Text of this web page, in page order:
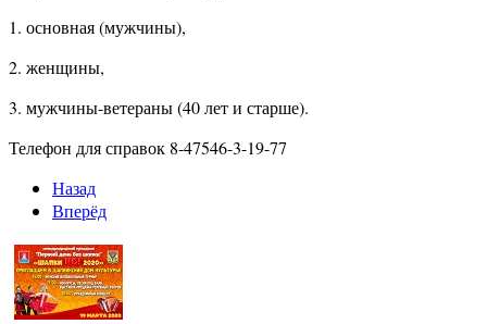
1. основная (мужчины),
2. женщины,
3. мужчины-ветераны (40 лет и старше).
Телефон для справок 8-47546-3-19-77
Назад
Вперёд